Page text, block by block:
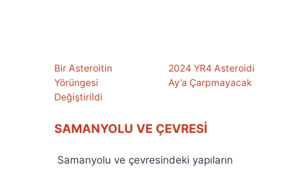
Bir Asteroitin
Yörüngesi
Değiştirildi
2024 YR4 Asteroidi
Ay’a Çarpmayacak
SAMANYOLU VE ÇEVRESI
Samanyolu ve çevresindeki yapıların